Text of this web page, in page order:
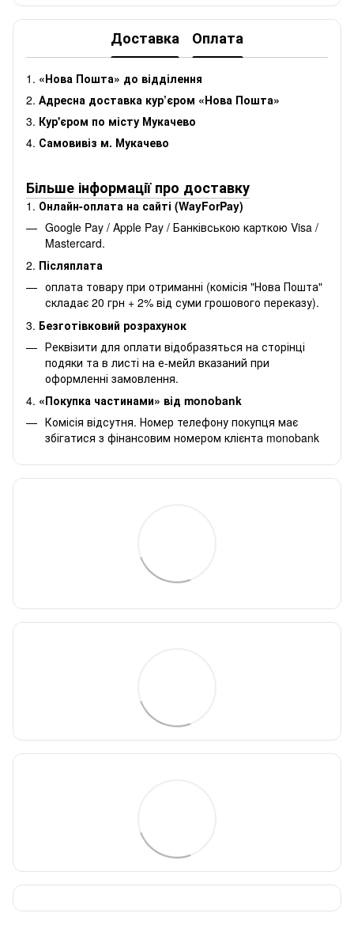
Доставка Оплата
1. «Нова Пошта» до відділення
2. Адресна доставка кур’єром «Нова Пошта»
3. Кур'єром по місту Мукачево
4. Самовивіз м. Мукачево
Більше інформації про доставку
1. Онлайн-оплата на сайті (WayForPay)
Google Pay / Apple Pay / Банківською карткою Visa /
Mastercard.
2. Післяплата
оплата товару при отриманні (комісія "Нова Пошта"
складає 20 грн + 2% від суми грошового переказу).
3. Безготівковий розрахунок
Реквізити для оплати відобразяться на сторінці
подяки та в листі на е-мейл вказаний при
оформленні замовлення.
4. «Покупка частинами» від monobank
Комісія відсутня. Номер телефону покупця має
збігатися з фінансовим номером клієнта monobank